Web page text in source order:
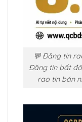
💬 Đăng tin
Đăng tin bất
rao tin bán